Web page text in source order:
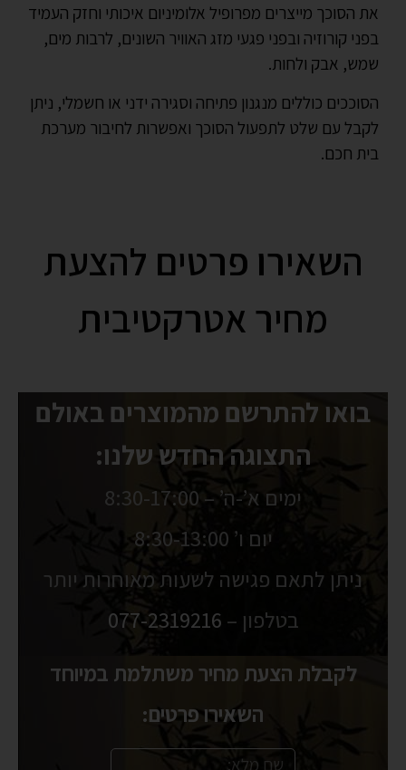
את הסוכך מייצרים מפרופיל אלומיניום איכותי וחזק העמיד
בפני קורוזיה ובפני פגעי מזג האוויר השונים, לרבות מים,
שמש, אבק ולחות.
הסוככים כוללים מנגנון פתיחה וסגירה ידני או חשמלי, ניתן
לקבל עם שלט לתפעול הסוכך ואפשרות לחיבור מערכת
בית חכם.
השאירו פרטים להצעת
מחיר אטרקטיבית
בואו להתרשם מהמוצרים באולם
התצוגה החדש שלנו:
ימים א’-ה’ – 8:30-17:00
יום ו’ 8:30-13:00
ניתן לתאם פגישה לשעות מאוחרות יותר
בטלפון – 077-2319216
לקבלת הצעת מחיר משתלמת במיוחד
השאירו פרטים: